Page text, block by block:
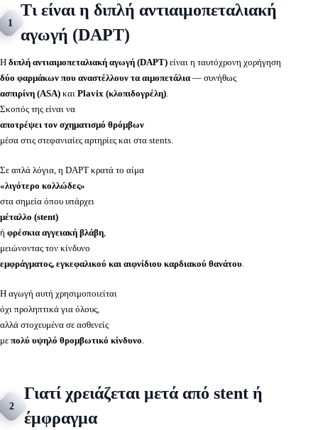
1
Τι είναι η διπλή αντιαιμοπεταλιακή
αγωγή (DAPT)
Η διπλή αντιαιμοπεταλιακή αγωγή (DAPT) είναι η ταυτόχρονη χορήγηση
δύο φαρμάκων που αναστέλλουν τα αιμοπετάλια — συνήθως
ασπιρίνη (ASA) και Plavix (κλοπιδογρέλη).
Σκοπός της είναι να
αποτρέψει τον σχηματισμό θρόμβων
μέσα στις στεφανιαίες αρτηρίες και στα stents.
Σε απλά λόγια, η DAPT κρατά το αίμα
«λιγότερο κολλώδες»
στα σημεία όπου υπάρχει
μέταλλο (stent)
ή φρέσκια αγγειακή βλάβη,
μειώνοντας τον κίνδυνο
εμφράγματος, εγκεφαλικού και αιφνίδιου καρδιακού θανάτου.
Η αγωγή αυτή χρησιμοποιείται
όχι προληπτικά για όλους,
αλλά στοχευμένα σε ασθενείς
με πολύ υψηλό θρομβωτικό κίνδυνο.
2
Γιατί χρειάζεται μετά από stent ή
έμφραγμα